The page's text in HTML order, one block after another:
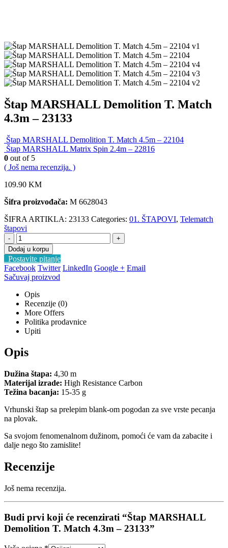
Štap MARSHALL Demolition T. Match
4.3m – 23133
Štap MARSHALL Demolition T. Match 4.5m – 22104
Štap MARSHALL Matrix Spin 2.4m – 22816
0 out of 5
( Još nema recenzija. )
109.90 KM
Šifra proizvođača: M 6628043
ŠIFRA ARTIKLA: 23133 Categories: 01. ŠTAPOVI, Telematch
štapovi
-
+
Dodaj u korpu
Postavite pitanje
Facebook Twitter LinkedIn Google + Email
Sačuvaj proizvod
Opis
Recenzije (0)
More Offers
Politika prodavnice
Upiti
Opis
Dužina štapa: 4,30 m
Materijal izrade: High Resistance Carbon
Težina bacanja: 15-35 g
Vrhunski štap sa prelepim blank-om pogodan za sve vrste pecanja
na plovak.
Sa svojom fenomenalnom dužinom, pomoći će vam da zabacite i
dalje nego što zamislite!
Recenzije
Još nema recenzija.
Budi prvi koji će recenzirati “Štap MARSHALL
Demolition T. Match 4.3m – 23133”